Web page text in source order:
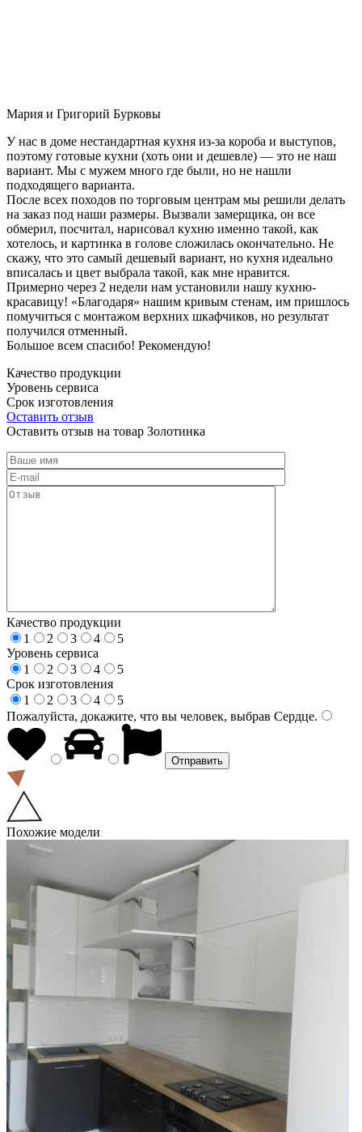
Мария и Григорий Бурковы
У нас в доме нестандартная кухня из-за короба и выступов,
поэтому готовые кухни (хоть они и дешевле) — это не наш
вариант. Мы с мужем много где были, но не нашли
подходящего варианта.
После всех походов по торговым центрам мы решили делать
на заказ под наши размеры. Вызвали замерщика, он все
обмерил, посчитал, нарисовал кухню именно такой, как
хотелось, и картинка в голове сложилась окончательно. Не
скажу, что это самый дешевый вариант, но кухня идеально
вписалась и цвет выбрала такой, как мне нравится.
Примерно через 2 недели нам установили нашу кухню-
красавицу! «Благодаря» нашим кривым стенам, им пришлось
помучиться с монтажом верхних шкафчиков, но результат
получился отменный.
Большое всем спасибо! Рекомендую!
Качество продукции
Уровень сервиса
Срок изготовления
Оставить отзыв
Оставить отзыв на товар Золотинка
Качество продукции
1
2 3 4
5
Уровень сервиса
1
2 3 4
5
Срок изготовления
1
2 3 4
5
Пожалуйста, докажите, что вы человек, выбрав Сердце.
Похожие модели